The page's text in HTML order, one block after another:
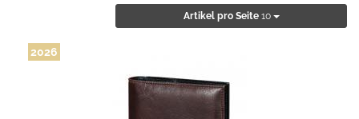
Artikel pro Seite 10
2026